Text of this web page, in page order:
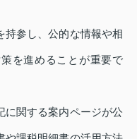
持参し、公的な情報や相
を進めることが重要で
に関する案内ページが公